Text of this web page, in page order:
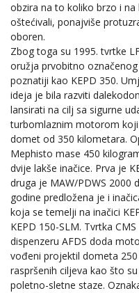
obzira na to koliko brzo i
oštećivali, ponajviše
oboren.
Zbog toga su 1995. tvrtke
oružja prvobitno
poznatiji kao KEPD 350.
ideja je bila razviti
lansirati na cilj sa sigurne
turbomlaznim motorom koji
domet od 350 kilometara.
Mephisto mase 450
dvije lakše inačice. Prva je
druga je MAW/PDWS 2000
godine predložena je i
koja se temelji na inačici
KEPD 150-SLM. Tvrtka
dispenzeru AFDS doda
vođeni projektil dometa
raspršenih ciljeva kao što
poletno-sletne staze.